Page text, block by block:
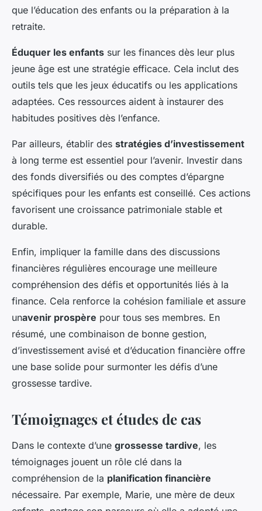
que l’éducation des enfants ou la préparation à la
retraite.
Éduquer les enfants sur les finances dès leur plus
jeune âge est une stratégie efficace. Cela inclut des
outils tels que les jeux éducatifs ou les applications
adaptées. Ces ressources aident à instaurer des
habitudes positives dès l’enfance.
Par ailleurs, établir des stratégies d’investissement
à long terme est essentiel pour l’avenir. Investir dans
des fonds diversifiés ou des comptes d’épargne
spécifiques pour les enfants est conseillé. Ces actions
favorisent une croissance patrimoniale stable et
durable.
Enfin, impliquer la famille dans des discussions
financières régulières encourage une meilleure
compréhension des défis et opportunités liés à la
finance. Cela renforce la cohésion familiale et assure
unavenir prospère pour tous ses membres. En
résumé, une combinaison de bonne gestion,
d’investissement avisé et d’éducation financière offre
une base solide pour surmonter les défis d’une
grossesse tardive.
Témoignages et études de cas
Dans le contexte d’une grossesse tardive, les
témoignages jouent un rôle clé dans la
compréhension de la planification financière
nécessaire. Par exemple, Marie, une mère de deux